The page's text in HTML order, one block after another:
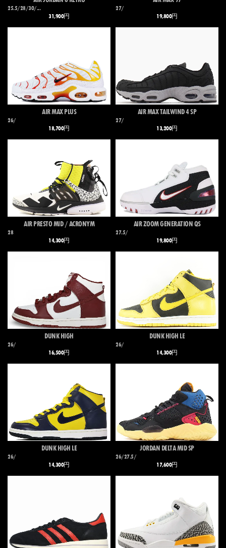
25.5/28/30/...
31,900円
27/
19,800円
AIR MAX PLUS
26/
18,700円
AIR MAX TAILWIND 4 SP
27/
13,200円
AIR PRESTO MID / ACRONYM
28
14,300円
AIR ZOOM GENERATION QS
27.5/
19,800円
DUNK HIGH
26/
16,500円
DUNK HIGH LE
26/
14,300円
DUNK HIGH LE
26/
14,300円
JORDAN DELTA MID SP
26/27.5/
17,600円